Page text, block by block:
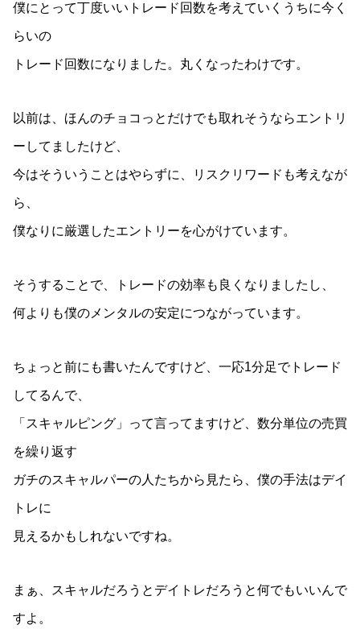
僕にとって丁度いいトレード回数を考えていくうちに今く
らいの
トレード回数になりました。丸くなったわけです。
以前は、ほんのチョコっとだけでも取れそうならエントリ
ーしてましたけど、
今はそういうことはやらずに、リスクリワードも考えなが
ら、
僕なりに厳選したエントリーを心がけています。
そうすることで、トレードの効率も良くなりましたし、
何よりも僕のメンタルの安定につながっています。
ちょっと前にも書いたんですけど、一応1分足でトレード
してるんで、
「スキャルピング」って言ってますけど、数分単位の売買
を繰り返す
ガチのスキャルパーの人たちから見たら、僕の手法はデイ
トレに
見えるかもしれないですね。
まぁ、スキャルだろうとデイトレだろうと何でもいいんで
すよ。